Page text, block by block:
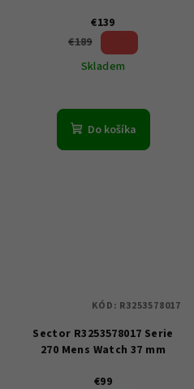
€139
€189
Skladem
Do košíka
Sector R3253578017 Serie
270 Mens Watch 37 mm
€99
KÓD: R3253578017